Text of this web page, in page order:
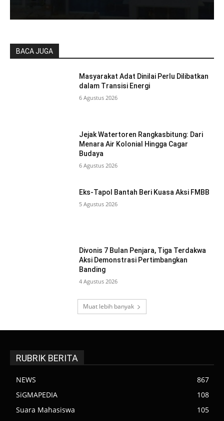
BACA JUGA
Masyarakat Adat Dinilai Perlu Dilibatkan
dalam Transisi Energi
6 Agustus 2026
Jejak Watertoren Rangkasbitung: Dari
Menara Air Kolonial Hingga Cagar
Budaya
6 Agustus 2026
Eks-Tapol Bantah Beri Kuasa Aksi FMBB
5 Agustus 2026
Divonis 7 Bulan Penjara, Tiga Terdakwa
Aksi Demonstrasi Pertimbangkan
Banding
4 Agustus 2026
Muat lebih banyak
RUBRIK BERITA
NEWS
867
SiGMAPEDIA
108
Suara Mahasiswa
105